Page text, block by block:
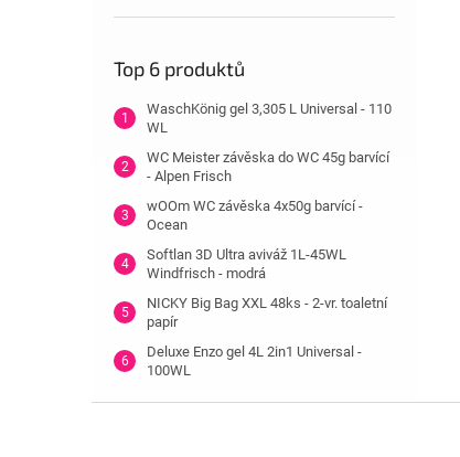
Top 6 produktů
WaschKönig gel 3,305 L Universal - 110
WL
WC Meister závěska do WC 45g barvící
- Alpen Frisch
wOOm WC závěska 4x50g barvící -
Ocean
Softlan 3D Ultra aviváž 1L-45WL
Windfrisch - modrá
NICKY Big Bag XXL 48ks - 2-vr. toaletní
papír
Deluxe Enzo gel 4L 2in1 Universal -
100WL